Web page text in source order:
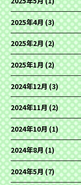
2025年4月(3)
2025年2月(2)
2025年1月(2)
2024年12月(3)
2024年11月(2)
2024年10月(1)
2024年8月(1)
2024年5月(7)